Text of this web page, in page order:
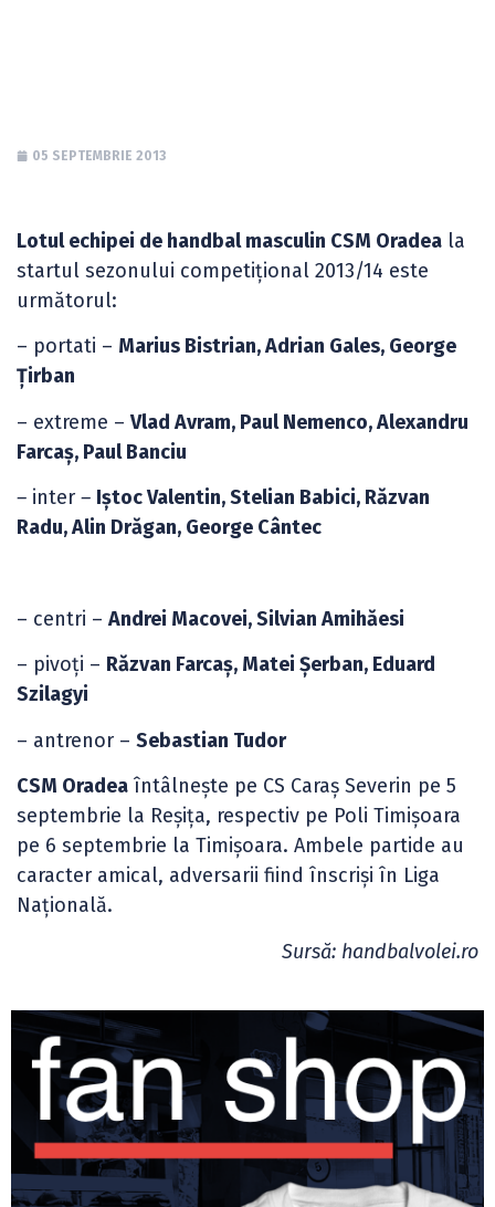
05 SEPTEMBRIE 2013
Lotul echipei de handbal masculin CSM Oradea la
startul sezonului competițional 2013/14 este
următorul:
– portati – Marius Bistrian, Adrian Gales, George
Țirban
– extreme – Vlad Avram, Paul Nemenco, Alexandru
Farcaș, Paul Banciu
– inter – Iștoc Valentin, Stelian Babici, Răzvan
Radu, Alin Drăgan, George Cântec
– centri – Andrei Macovei, Silvian Amihăesi
– pivoți – Răzvan Farcaș, Matei Șerban, Eduard
Szilagyi
– antrenor – Sebastian Tudor
CSM Oradea întâlnește pe CS Caraș Severin pe 5
septembrie la Reșița, respectiv pe Poli Timișoara
pe 6 septembrie la Timișoara. Ambele partide au
caracter amical, adversarii fiind înscriși în Liga
Națională.
Sursă: handbalvolei.ro